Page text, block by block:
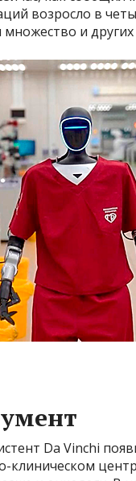
возросло в
и
Da Vinchi
клиническом